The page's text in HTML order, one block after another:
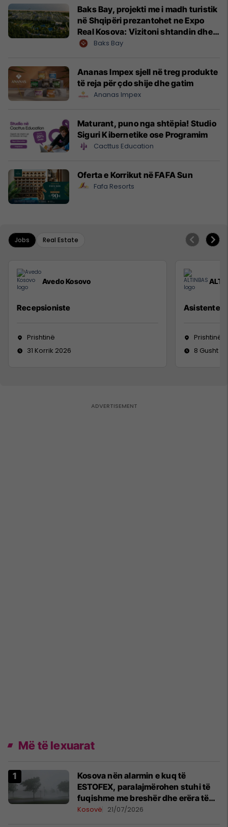
Baks Bay, projekti me i madh turistik
në Shqipëri prezantohet ne Expo
Real Kosova: Vizitoni shtandin dhe
zbuloni mundësitë e investimit
Baks Bay
Ananas Impex sjell në treg produkte
të reja për çdo shije dhe gatim
Ananas Impex
Maturant, puno nga shtëpia! Studio
Siguri Kibernetike ose Programim
Cacttus Education
Oferta e Korrikut në FAFA Sun
Fafa Resorts
Jobs Real Estate
Avedo Kosovo
Recepsioniste
Prishtinë
31 Korrik 2026
Asistente
Prishtinë
8 Gusht
Më të lexuarat
Kosova nën alarmin e kuq të
ESTOFEX, paralajmërohen stuhi të
fuqishme me breshër dhe erëra të
forta
Kosovë 21/07/2026